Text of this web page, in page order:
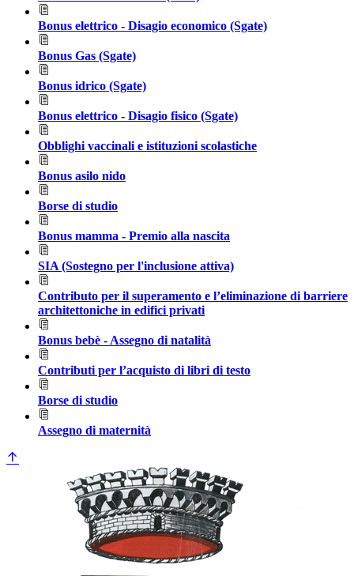
Bonus elettrico - Disagio economico (Sgate)
Bonus Gas (Sgate)
Bonus idrico (Sgate)
Bonus elettrico - Disagio fisico (Sgate)
Obblighi vaccinali e istituzioni scolastiche
Bonus asilo nido
Borse di studio
Bonus mamma - Premio alla nascita
SIA (Sostegno per l'inclusione attiva)
Contributo per il superamento e l’eliminazione di barriere
architettoniche in edifici privati
Bonus bebè - Assegno di natalità
Contributi per l’acquisto di libri di testo
Borse di studio
Assegno di maternità